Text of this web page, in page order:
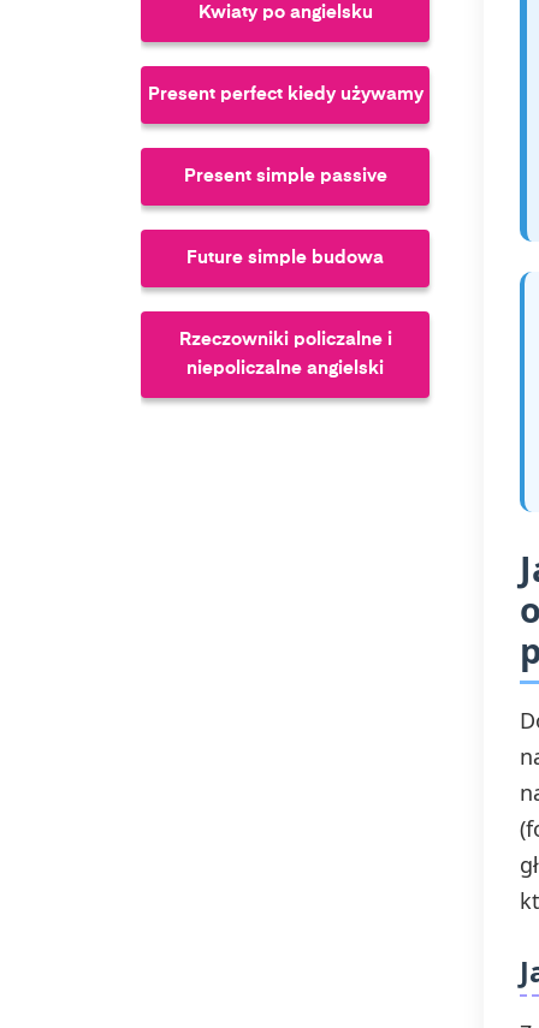
Kwiaty po angielsku
Present perfect kiedy używamy
Present simple passive
Future simple budowa
Rzeczowniki policzalne i
niepoliczalne angielski